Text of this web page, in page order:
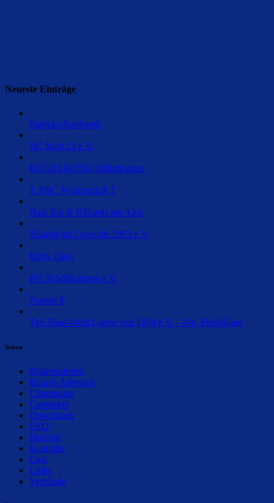
Neueste Einträge
Patricks-Rankweil
BC Marl 23 e.V.
KUGELRUND Billardcenter
1. PBC Würzburg/KT
Bata Bar & Billiards am Alex
Billardclub Osterode 1993 e.V.
Ruby Days
BV Schöllkrippen e.V.
Formel 8
TuS Blau-Weiß Lohne von 1894 e.V. - Abt. Poolbillard
Seiten
Bildergalerien
Billard-Adressen
Champions
Cuemaker
Downloads
FAQ
Historie
Kalender
Liga
Links
Verbände